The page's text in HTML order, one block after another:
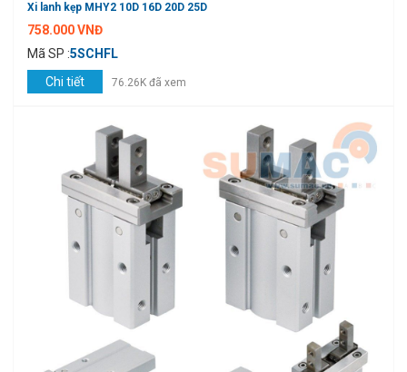
Xi lanh kẹp MHY2 10D 16D 20D 25D
758.000 VNĐ
Mã SP :5SCHFL
Chi tiết
76.26K đã xem